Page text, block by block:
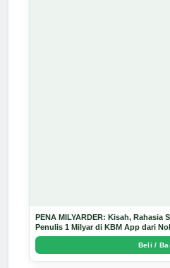
PENA MILYARDER: Kisah, Rahasia
Penulis 1 Milyar di KBM App dari
Beli /